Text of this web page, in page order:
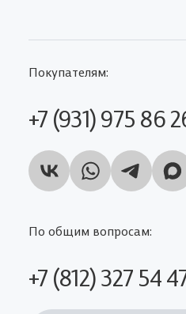
Покупателям:
+7 (931) 975 86
По общим вопросам:
+7 (812) 327 54